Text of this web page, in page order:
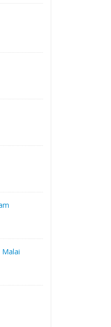
Malai